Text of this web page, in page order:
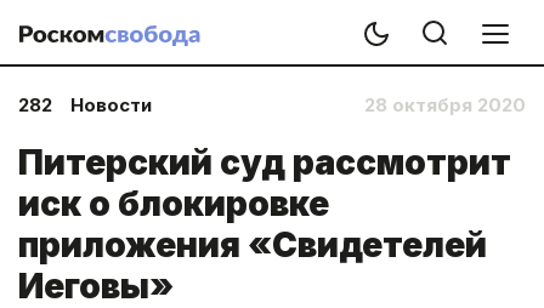
282 Новости 28 октября 2020
Питерский суд рассмотрит
иск о блокировке
приложения «Свидетелей
Иеговы»